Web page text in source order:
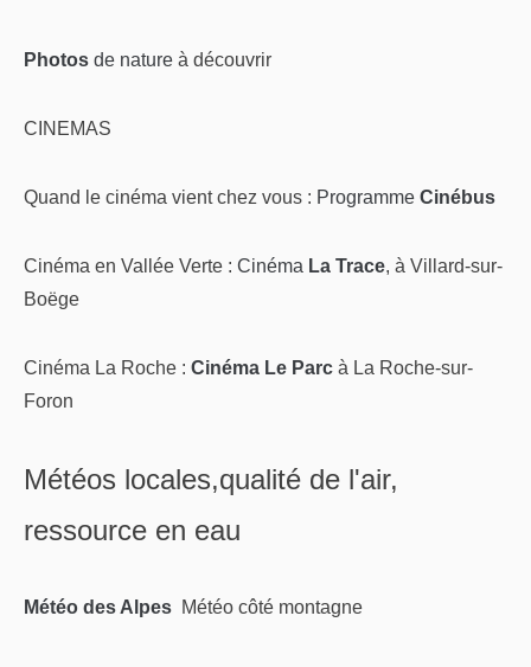
Photos de nature à découvrir
CINEMAS
Quand le cinéma vient chez vous : Programme Cinébus
Cinéma en Vallée Verte : Cinéma La Trace, à Villard-sur-
Boëge
Cinéma La Roche : Cinéma Le Parc à La Roche-sur-
Foron
Météos locales,qualité de l'air,
ressource en eau
Météo des Alpes Météo côté montagne